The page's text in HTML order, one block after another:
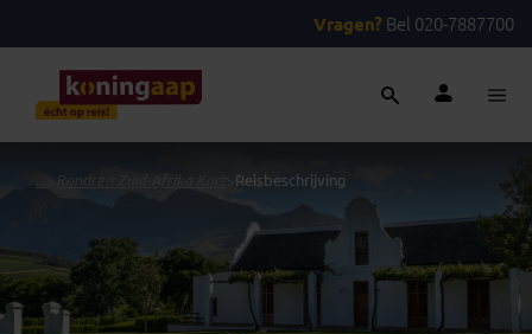
Vragen? Bel 020-7887700
> Rondreis Zuid-Afrika Kort Reisbeschrijving